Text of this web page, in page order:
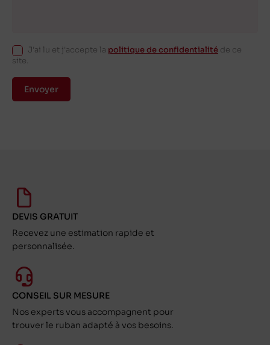
J'ai lu et j'accepte la politique de confidentialité de ce
site.
Envoyer
DEVIS GRATUIT
Recevez une estimation rapide et
personnalisée.
CONSEIL SUR MESURE
Nos experts vous accompagnent pour
trouver le ruban adapté à vos besoins.